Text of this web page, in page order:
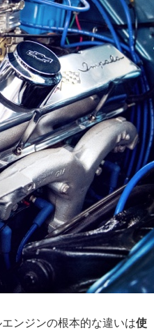
ンジンの根本的な違いは使